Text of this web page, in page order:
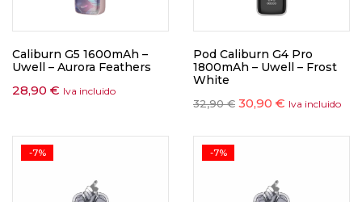
Caliburn G5 1600mAh –
Uwell – Aurora Feathers
28,90 € Iva incluido
Pod Caliburn G4 Pro
1800mAh – Uwell – Frost
White
32,90€ 30,90 € Iva incluido
-7% -7%